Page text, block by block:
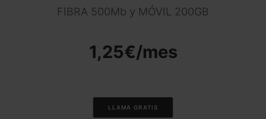
FIBRA 500Mb y MÓVIL 200GB
1,25€/mes
LLAMA GRATIS